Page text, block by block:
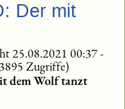
Der mit
25.08.2021 00:37-
Zugriffe)
dem Wolf tanzt